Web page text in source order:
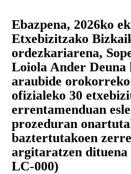
Ebazpena, 2026ko
Etxebizitzako
ordezkariarena,
Loiola Ander Deuna
araubide orokorreko
ofizialeko 30
errentamenduan
prozeduran
baztertutakoen
argitaratzen dituena
LC-000)